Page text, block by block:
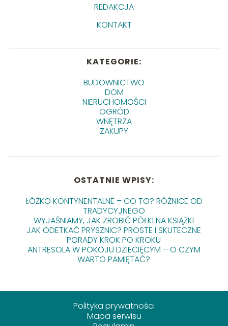
REDAKCJA
KONTAKT
KATEGORIE:
BUDOWNICTWO
DOM
NIERUCHOMOŚCI
OGRÓD
WNĘTRZA
ZAKUPY
OSTATNIE WPISY:
ŁÓŻKO KONTYNENTALNE – CO TO? RÓŻNICE OD
TRADYCYJNEGO
WYJAŚNIAMY, JAK ZROBIĆ PÓŁKI NA KSIĄŻKI
JAK ODETKAĆ PRYSZNIC? PROSTE I SKUTECZNE
PORADY KROK PO KROKU
ANTRESOLA W POKOJU DZIECIĘCYM – O CZYM
WARTO PAMIĘTAĆ?
Polityka prywatności
Mapa serwisu